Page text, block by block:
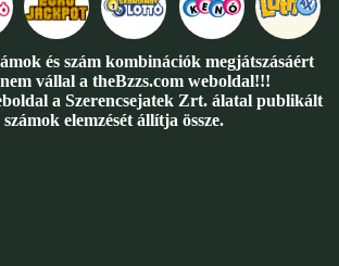
és szám kombinációk megjátszásáért
vállal a theBzzs.com weboldal!!!
a Szerencsejatek Zrt. álatal publikált
elemzését állítja össze.